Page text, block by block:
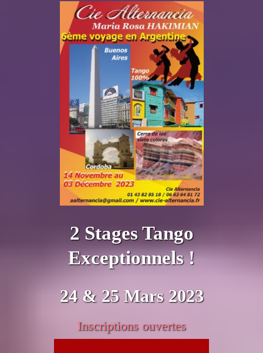
2 Stages Tango
Exceptionnels !
24 & 25 Mars 2023
Inscriptions ouvertes